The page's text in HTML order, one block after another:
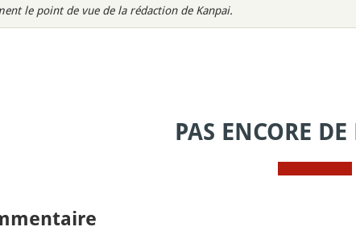
le point de vue de la rédaction de Kanpai.
PAS ENCORE DE